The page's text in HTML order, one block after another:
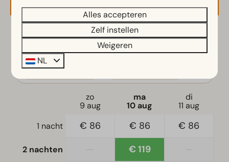
2 gasten
zo
9 aug
ma
10 aug
di
11 aug
1 nacht
€ 86 € 86 € 86
2 nachten € 119
Alles accepteren
Zelf instellen
Weigeren
NL